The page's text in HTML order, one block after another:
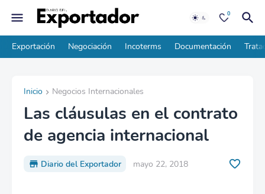
0
Exportación Negociación Incoterms Documentación
Inicio Negocios Internacionales
Las cláusulas en el contrato
de agencia internacional
Diario del Exportador mayo 22, 2018